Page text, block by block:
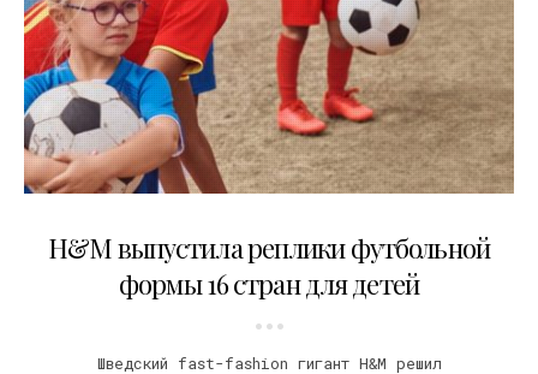
H&M выпустила реплики футбольной
формы 16 стран для детей
Шведский fast-fashion гигант H&M решил